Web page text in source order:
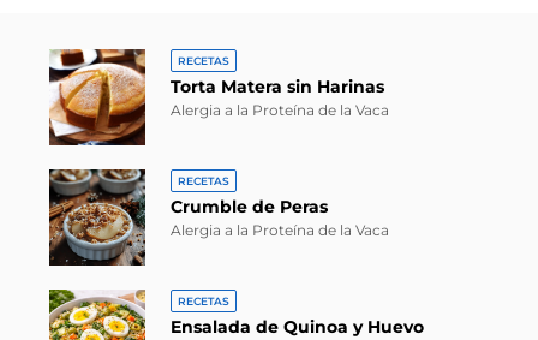
RECETAS
Torta Matera sin Harinas
Alergia a la Proteína de la Vaca
RECETAS
Crumble de Peras
Alergia a la Proteína de la Vaca
RECETAS
Ensalada de Quinoa y Huevo